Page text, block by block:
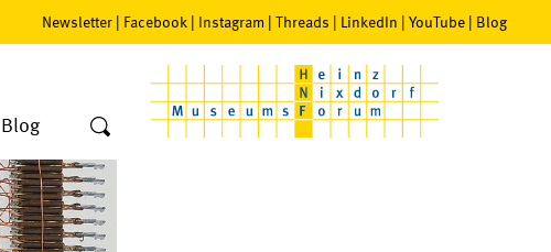
Newsletter | Facebook | Instagram | Threads | LinkedIn | YouTube | Blog
Blog